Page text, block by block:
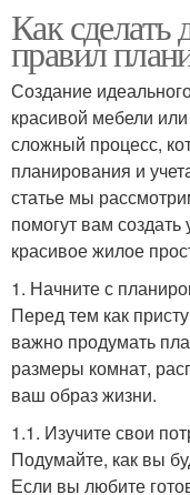
Как
правил
Создание
красивой мебели
сложный процесс,
планирования и
статье мы
помогут вам
красивое жилое
1. Начните с
Перед тем как
важно продумать
размеры комнат,
ваш образ жизни.
1.1. Изучите свои
Подумайте, как вы
Если вы любите